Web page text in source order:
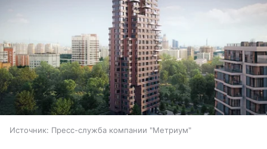
Источник: Пресс-служба компании "Метриум"